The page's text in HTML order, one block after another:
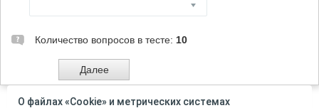
Количество вопросов в тесте: 10
О файлах «Cookie» и метрических системах